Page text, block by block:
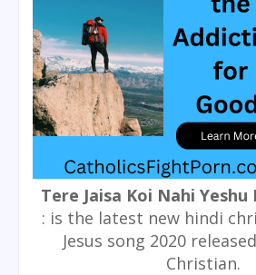
Tere Jaisa Koi Nahi Yeshu
: is the latest new hindi
Jesus song 2020
Christian.